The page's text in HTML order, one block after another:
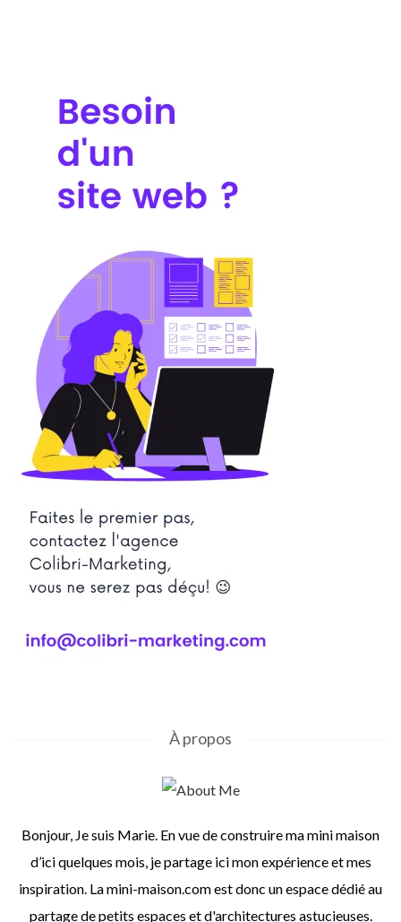
À propos
Bonjour, Je suis Marie. En vue de construire ma mini maison
d’ici quelques mois, je partage ici mon expérience et mes
inspiration. La mini-maison.com est donc un espace dédié au
partage de petits espaces et d'architectures astucieuses.